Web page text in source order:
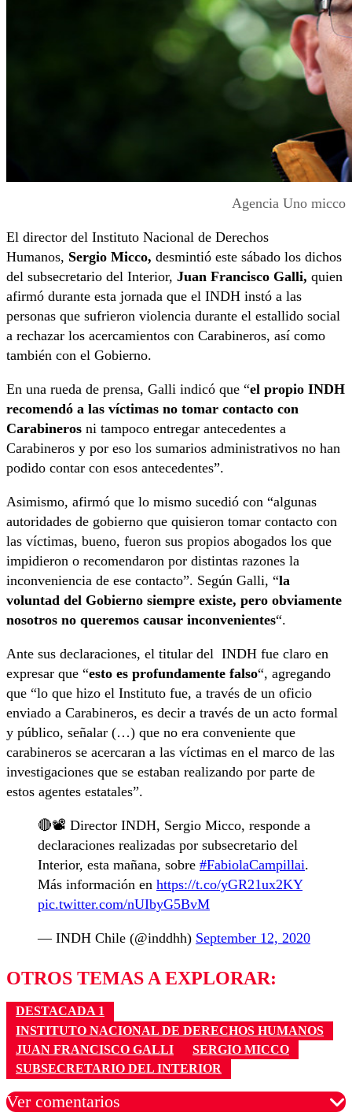
Agencia Uno micco
El director del Instituto Nacional de Derechos
Humanos, Sergio Micco, desmintió este sábado los dichos
del subsecretario del Interior, Juan Francisco Galli, quien
afirmó durante esta jornada que el INDH instó a las
personas que sufrieron violencia durante el estallido social
a rechazar los acercamientos con Carabineros, así como
también con el Gobierno.
En una rueda de prensa, Galli indicó que “el propio INDH
recomendó a las víctimas no tomar contacto con
Carabineros ni tampoco entregar antecedentes a
Carabineros y por eso los sumarios administrativos no han
podido contar con esos antecedentes”.
Asimismo, afirmó que lo mismo sucedió con “algunas
autoridades de gobierno que quisieron tomar contacto con
las víctimas, bueno, fueron sus propios abogados los que
impidieron o recomendaron por distintas razones la
inconveniencia de ese contacto”. Según Galli, “la
voluntad del Gobierno siempre existe, pero obviamente
nosotros no queremos causar inconvenientes“.
Ante sus declaraciones, el titular del INDH fue claro en
expresar que “esto es profundamente falso“, agregando
que “lo que hizo el Instituto fue, a través de un oficio
enviado a Carabineros, es decir a través de un acto formal
y público, señalar (…) que no era conveniente que
carabineros se acercaran a las víctimas en el marco de las
investigaciones que se estaban realizando por parte de
estos agentes estatales”.
🔴📽 Director INDH, Sergio Micco, responde a
declaraciones realizadas por subsecretario del
Interior, esta mañana, sobre #FabiolaCampillai.
Más información en https://t.co/yGR21ux2KY
pic.twitter.com/nUIbyG5BvM
— INDH Chile (@inddhh) September 12, 2020
OTROS TEMAS A EXPLORAR:
DESTACADA 1
INSTITUTO NACIONAL DE DERECHOS HUMANOS
JUAN FRANCISCO GALLI
SERGIO MICCO
SUBSECRETARIO DEL INTERIOR
Ver comentarios